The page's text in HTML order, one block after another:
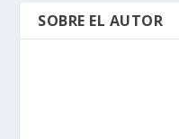
SOBRE EL AUTOR